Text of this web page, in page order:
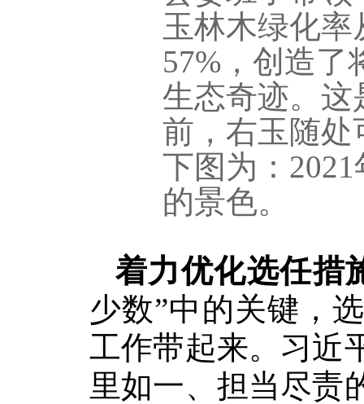
玉林木绿化率
57%，创造了
生态奇迹。这
前，右玉随处
下图为：
的景色。
着力优化选任措
少数”中的关键，
工作带起来。习近
里如一、担当尽责